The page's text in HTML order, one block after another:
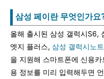
삼성 페이란 무엇인가요
올해 출시된 삼성 갤럭시S6,
엣지 플러스, 삼성 갤럭시노
을 지원해 스마트폰에 신용
용 정보를 미리 입력해두면